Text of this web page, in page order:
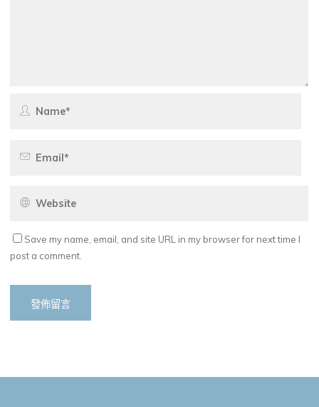
Save my name, email, and site URL in my browser for next time I
post a comment.